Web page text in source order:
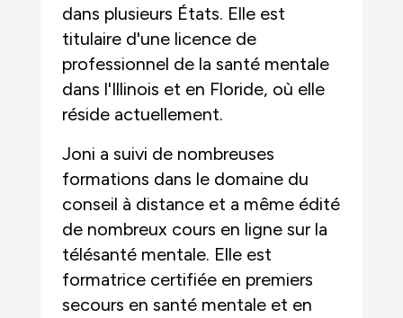
dans plusieurs États. Elle est
titulaire d'une licence de
professionnel de la santé mentale
dans l'Illinois et en Floride, où elle
réside actuellement.
Joni a suivi de nombreuses
formations dans le domaine du
conseil à distance et a même édité
de nombreux cours en ligne sur la
télésanté mentale. Elle est
formatrice certifiée en premiers
secours en santé mentale et en